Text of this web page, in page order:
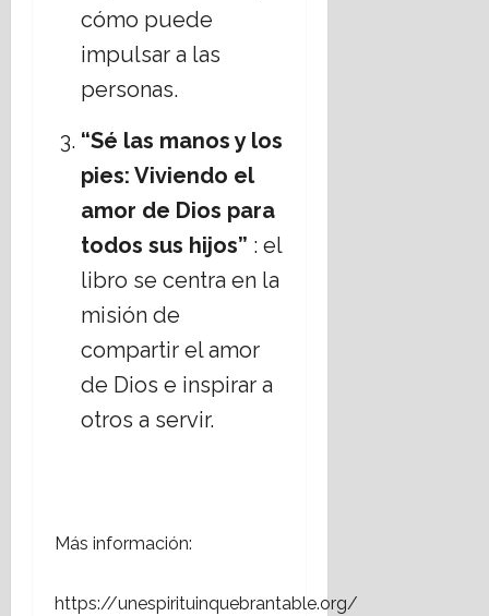
cómo puede
impulsar a las
personas.
“Sé las manos y los
pies: Viviendo el
amor de Dios para
todos sus hijos” : el
libro se centra en la
misión de
compartir el amor
de Dios e inspirar a
otros a servir.
Más información:
https://unespirituinquebrantable.org/